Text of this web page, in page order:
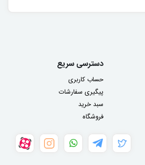
دسترسی سریع
حساب کاربری
پیگیری سفارشات
سبد خرید
فروشگاه